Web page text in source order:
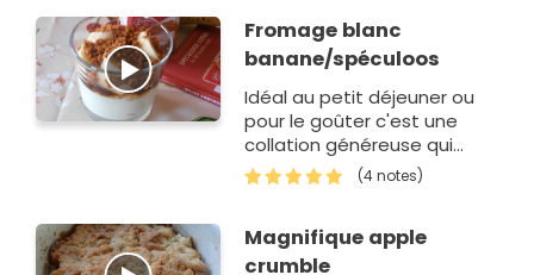
Fromage blanc
banane/spéculoos
Idéal au petit déjeuner ou
pour le goûter c'est une
collation généreuse qui
vous cale bien avec un goût
TERRIBLE !
(4 notes)
Magnifique apple
crumble